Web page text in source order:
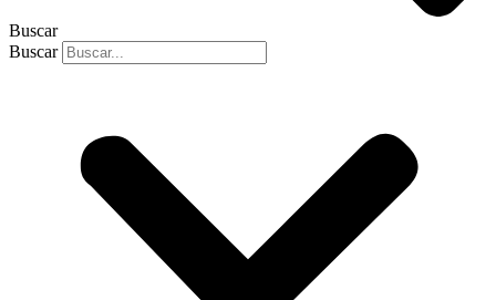
Buscar
Buscar